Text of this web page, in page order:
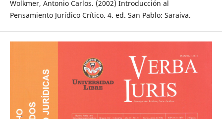
Wolkmer, Antonio Carlos. (2002) Introducción al
Pensamiento Jurídico Crítico. 4. ed. San Pablo: Saraiva.